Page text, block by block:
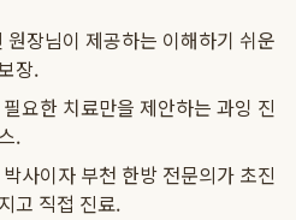
원장님이 제공하는 이해하기 쉬운
장.
요한 치료만을 제안하는 과잉 진
.
사이자 부천 한방 전문의가 초진
고 직접 진료.